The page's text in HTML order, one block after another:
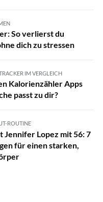
So verlierst du
dich zu stressen
IM VERGLEICH
Kalorienzähler Apps
passt zu dir?
ROUTINE
Jennifer Lopez mit 56: 7
für einen starken,